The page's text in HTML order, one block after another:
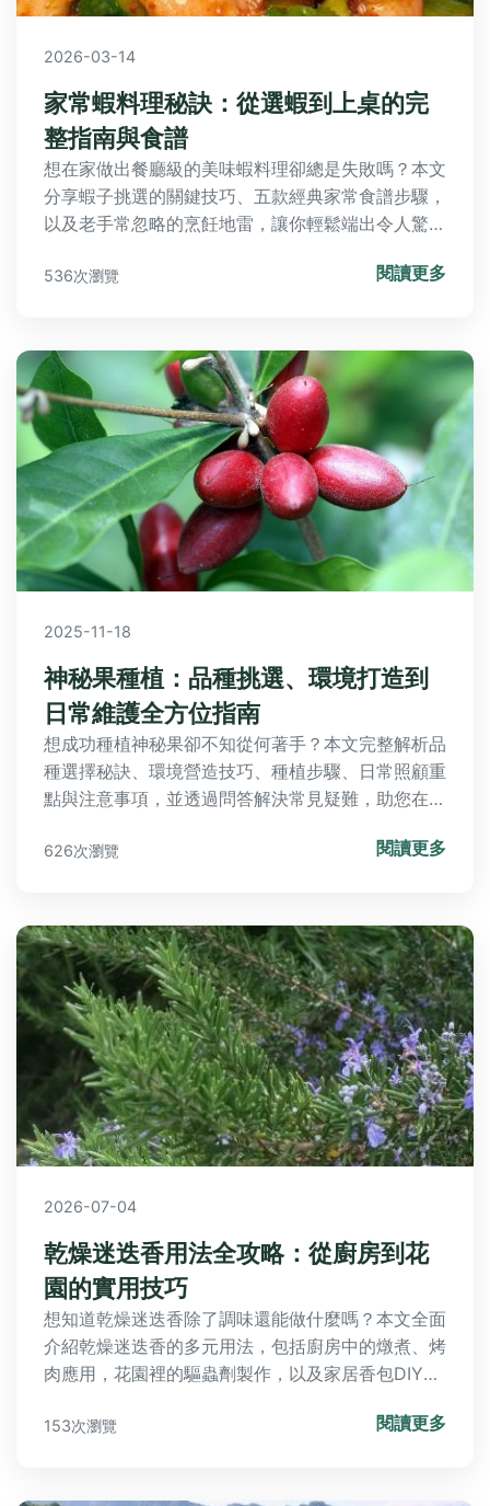
2026-03-14
家常蝦料理秘訣：從選蝦到上桌的完
整指南與食譜
想在家做出餐廳級的美味蝦料理卻總是失敗嗎？本文
分享蝦子挑選的關鍵技巧、五款經典家常食譜步驟，
以及老手常忽略的烹飪地雷，讓你輕鬆端出令人驚豔
536次瀏覽 閱讀更多
2025-11-18
神秘果種植：品種挑選、環境打造到
日常維護全方位指南
想成功種植神秘果卻不知從何著手？本文完整解析品
種選擇秘訣、環境營造技巧、種植步驟、日常照顧重
點與注意事項，並透過問答解決常見疑難，助您在台
626次瀏覽 閱讀更多
2026-07-04
乾燥迷迭香用法全攻略：從廚房到花
園的實用技巧
想知道乾燥迷迭香除了調味還能做什麼嗎？本文全面
介紹乾燥迷迭香的多元用法，包括廚房中的燉煮、烤
肉應用，花園裡的驅蟲劑製作，以及家居香包DIY。
當，並提供專家級的避坑指南。無論你是料理愛好者
153次瀏覽 閱讀更多